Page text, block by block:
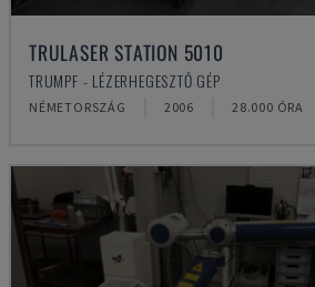
TRULASER STATION 5010
TRUMPF - LÉZERHEGESZTŐ GÉP
NÉMETORSZÁG 2006 28.000 ÓRA